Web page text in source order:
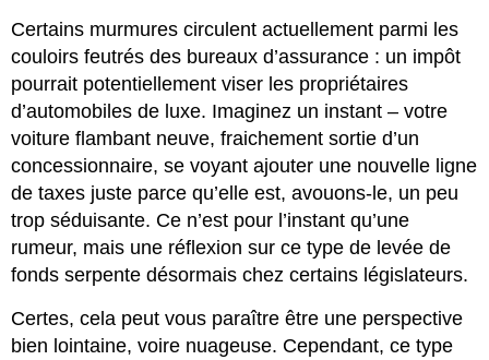
Certains murmures circulent actuellement parmi les
couloirs feutrés des bureaux d’assurance : un impôt
pourrait potentiellement viser les propriétaires
d’automobiles de luxe. Imaginez un instant – votre
voiture flambant neuve, fraichement sortie d’un
concessionnaire, se voyant ajouter une nouvelle ligne
de taxes juste parce qu’elle est, avouons-le, un peu
trop séduisante. Ce n’est pour l’instant qu’une
rumeur, mais une réflexion sur ce type de levée de
fonds serpente désormais chez certains législateurs.
Certes, cela peut vous paraître être une perspective
bien lointaine, voire nuageuse. Cependant, ce type